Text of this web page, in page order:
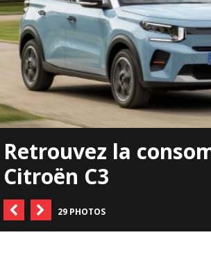
Retrouvez la
Citroën C3
29 PHOTOS